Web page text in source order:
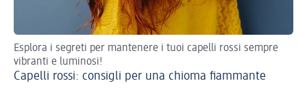
Esplora i segreti per mantenere i tuoi capelli rossi sempre
vibranti e luminosi!
Capelli rossi: consigli per una chioma fiammante